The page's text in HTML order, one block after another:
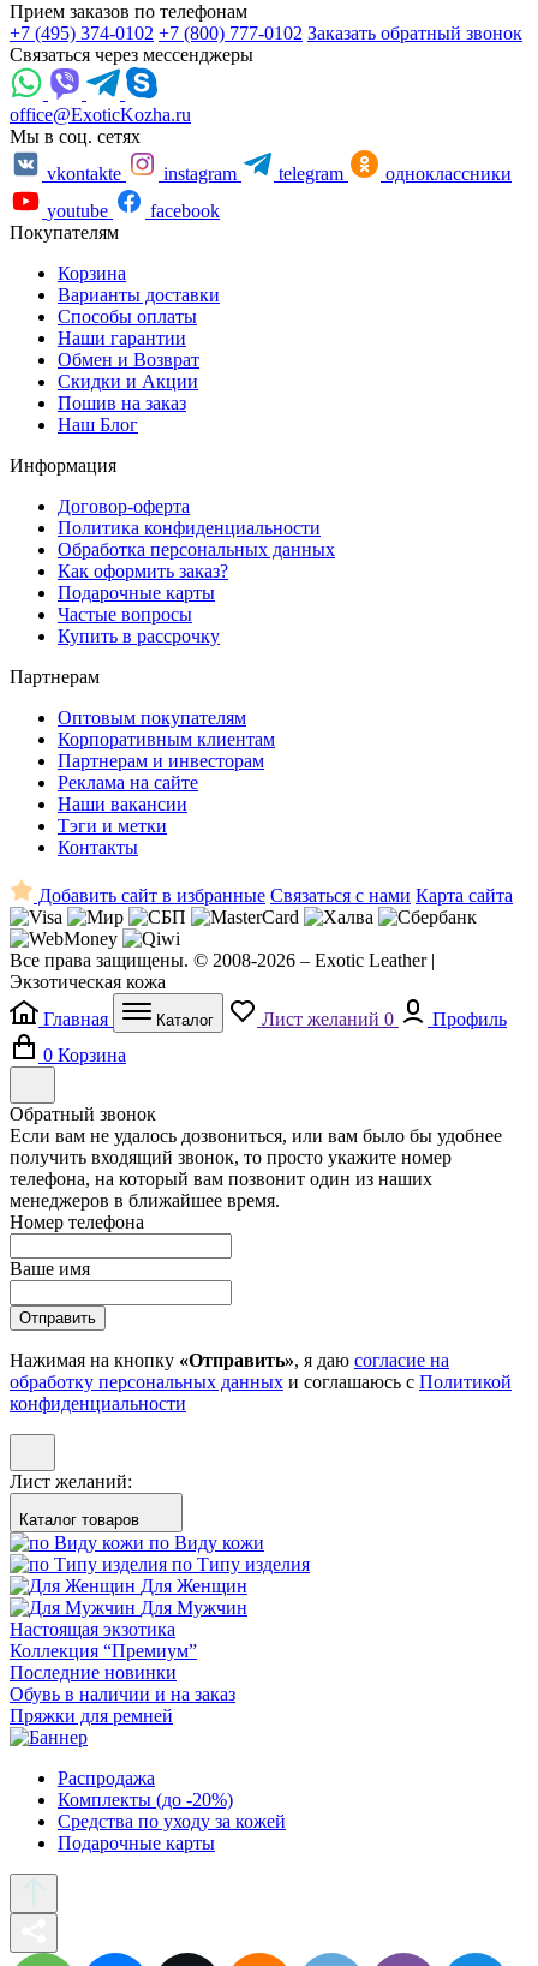
Прием заказов по телефонам
+7 (495) 374-0102 +7 (800) 777-0102 Заказать обратный звонок
Связаться через мессенджеры
office@ExoticKozha.ru
Мы в соц. сетях
vkontakte
instagram telegram
одноклассники
youtube
facebook
Покупателям
Корзина
Варианты доставки
Способы оплаты
Наши гарантии
Обмен и Возврат
Скидки и Акции
Пошив на заказ
Наш Блог
Информация
Договор-оферта
Политика конфиденциальности
Обработка персональных данных
Как оформить заказ?
Подарочные карты
Частые вопросы
Купить в рассрочку
Партнерам
Оптовым покупателям
Корпоративным клиентам
Партнерам и инвесторам
Реклама на сайте
Наши вакансии
Тэги и метки
Контакты
Добавить сайт в избранные Связаться с нами Карта сайта
Все права защищены. © 2008-2026 – Exotic Leather |
Экзотическая кожа
Главная
Каталог Лист желаний 0
Профиль
0 Корзина
Обратный звонок
Если вам не удалось дозвониться, или вам было бы удобнее
получить входящий звонок, то просто укажите номер
телефона, на который вам позвонит один из наших
менеджеров в ближайшее время.
Номер телефона
Ваше имя
Отправить
Нажимая на кнопку «Отправить», я даю согласие на
обработку персональных данных и соглашаюсь с Политикой
конфиденциальности
Лист желаний:
Каталог товаров
по Виду кожи
по Типу изделия
Для Женщин
Для Мужчин
Настоящая экзотика
Коллекция “Премиум”
Последние новинки
Обувь в наличии и на заказ
Пряжки для ремней
Распродажа
Комплекты (до -20%)
Средства по уходу за кожей
Подарочные карты